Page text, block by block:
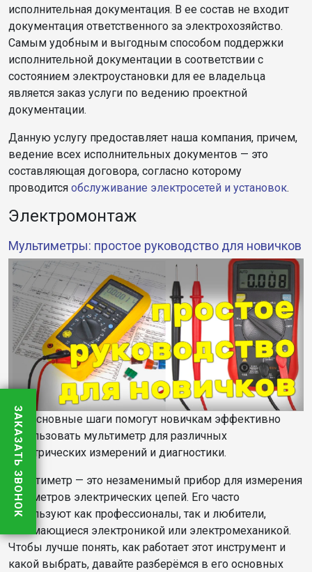
исполнительная документация. В ее состав не входит
документация ответственного за электрохозяйство.
Самым удобным и выгодным способом поддержки
исполнительной документации в соответствии с
состоянием электроустановки для ее владельца
является заказ услуги по ведению проектной
документации.
Данную услугу предоставляет наша компания, причем,
ведение всех исполнительных документов — это
составляющая договора, согласно которому
проводится обслуживание электросетей и установок.
Электромонтаж
Мультиметры: простое руководство для новичков
Эти основные шаги помогут новичкам эффективно
использовать мультиметр для различных
электрических измерений и диагностики.
Мультиметр — это незаменимый прибор для измерения
параметров электрических цепей. Его часто
используют как профессионалы, так и любители,
занимающиеся электроникой или электромеханикой.
Чтобы лучше понять, как работает этот инструмент и
какой выбрать, давайте разберёмся в его основных
ЗАКАЗАТЬ ЗВОНОК